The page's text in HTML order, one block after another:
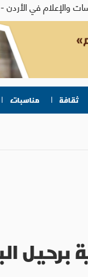
ثقافة مناسبات